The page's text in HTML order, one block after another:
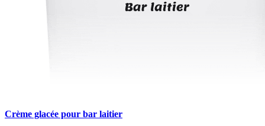
Crème glacée pour bar laitier